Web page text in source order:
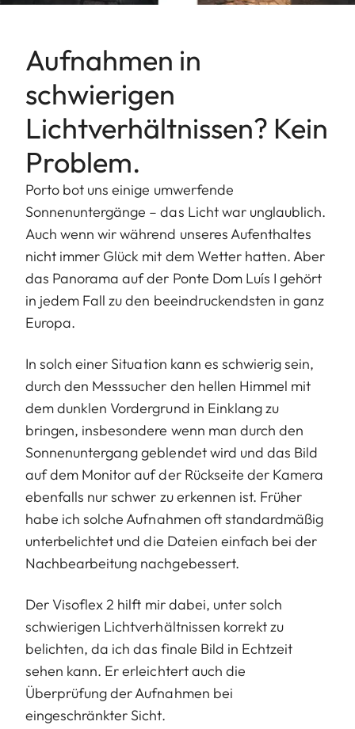
Aufnahmen in
schwierigen
Lichtverhältnissen? Kein
Problem.
Porto bot uns einige umwerfende
Sonnenuntergänge – das Licht war unglaublich.
Auch wenn wir während unseres Aufenthaltes
nicht immer Glück mit dem Wetter hatten. Aber
das Panorama auf der Ponte Dom Luís I gehört
in jedem Fall zu den beeindruckendsten in ganz
Europa.
In solch einer Situation kann es schwierig sein,
durch den Messsucher den hellen Himmel mit
dem dunklen Vordergrund in Einklang zu
bringen, insbesondere wenn man durch den
Sonnenuntergang geblendet wird und das Bild
auf dem Monitor auf der Rückseite der Kamera
ebenfalls nur schwer zu erkennen ist. Früher
habe ich solche Aufnahmen oft standardmäßig
unterbelichtet und die Dateien einfach bei der
Nachbearbeitung nachgebessert.
Der Visoflex 2 hilft mir dabei, unter solch
schwierigen Lichtverhältnissen korrekt zu
belichten, da ich das finale Bild in Echtzeit
sehen kann. Er erleichtert auch die
Überprüfung der Aufnahmen bei
eingeschränkter Sicht.